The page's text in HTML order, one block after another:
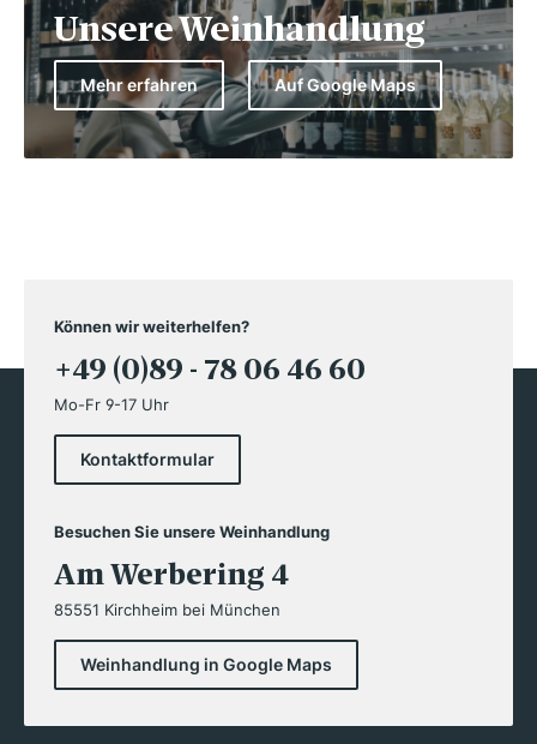
Unsere Weinhandlung
Mehr erfahren Auf Google Maps
Können wir weiterhelfen?
+49 (0)89 - 78 06 46 60
Mo-Fr 9-17 Uhr
Kontaktformular
Besuchen Sie unsere Weinhandlung
Am Werbering 4
85551 Kirchheim bei München
Weinhandlung in Google Maps